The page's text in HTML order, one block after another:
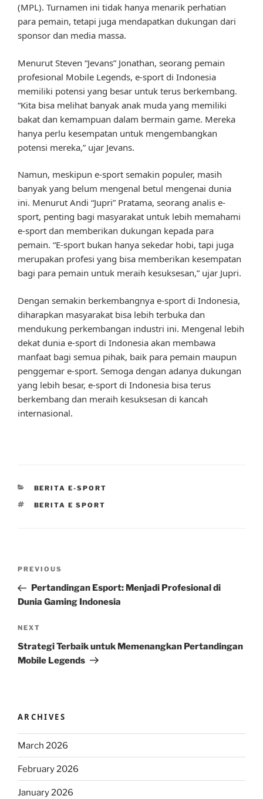
(MPL). Turnamen ini tidak hanya menarik perhatian
para pemain, tetapi juga mendapatkan dukungan dari
sponsor dan media massa.
Menurut Steven “Jevans” Jonathan, seorang pemain
profesional Mobile Legends, e-sport di Indonesia
memiliki potensi yang besar untuk terus berkembang.
“Kita bisa melihat banyak anak muda yang memiliki
bakat dan kemampuan dalam bermain game. Mereka
hanya perlu kesempatan untuk mengembangkan
potensi mereka,” ujar Jevans.
Namun, meskipun e-sport semakin populer, masih
banyak yang belum mengenal betul mengenai dunia
ini. Menurut Andi “Jupri” Pratama, seorang analis e-
sport, penting bagi masyarakat untuk lebih memahami
e-sport dan memberikan dukungan kepada para
pemain. “E-sport bukan hanya sekedar hobi, tapi juga
merupakan profesi yang bisa memberikan kesempatan
bagi para pemain untuk meraih kesuksesan,” ujar Jupri.
Dengan semakin berkembangnya e-sport di Indonesia,
diharapkan masyarakat bisa lebih terbuka dan
mendukung perkembangan industri ini. Mengenal lebih
dekat dunia e-sport di Indonesia akan membawa
manfaat bagi semua pihak, baik para pemain maupun
penggemar e-sport. Semoga dengan adanya dukungan
yang lebih besar, e-sport di Indonesia bisa terus
berkembang dan meraih kesuksesan di kancah
internasional.
CATEGORIES
BERITA E-SPORT
TAGS
BERITA E SPORT
Previous
Post
PREVIOUS
Pertandingan Esport: Menjadi Profesional di
Dunia Gaming Indonesia
Next
Post
NEXT
Strategi Terbaik untuk Memenangkan Pertandingan
Mobile Legends
ARCHIVES
March 2026
February 2026
January 2026